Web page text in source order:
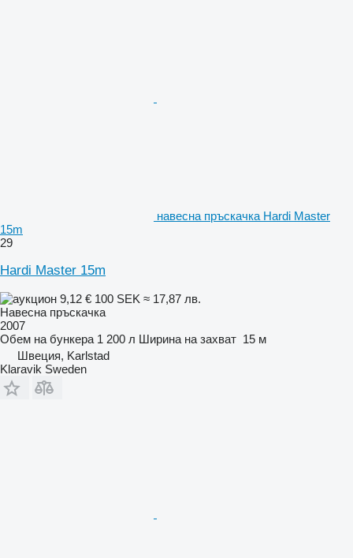
навесна пръскачка Hardi Master
15m
29
Hardi Master 15m
9,12 € 100 SEK ≈ 17,87 лв.
Навесна пръскачка
2007
Обем на бункера 1 200 л Ширина на захват 15 м
Швеция, Karlstad
Klaravik Sweden